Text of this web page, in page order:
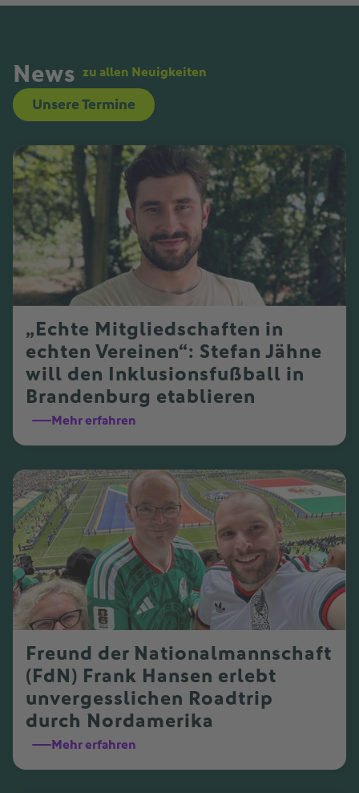
News zu allen Neuigkeiten
Unsere Termine
„Echte Mitgliedschaften in
echten Vereinen“: Stefan Jähne
will den Inklusionsfußball in
Brandenburg etablieren
Mehr erfahren
Freund der Nationalmannschaft
(FdN) Frank Hansen erlebt
unvergesslichen Roadtrip
durch Nordamerika
Mehr erfahren